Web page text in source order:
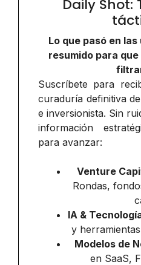
Daily Shot:
Lo que pasó en
resumido para
Suscríbete para
curaduría definitiva
e inversionista. Sin
información
para avanzar:
Venture
Rondas,
IA &
y
Modelos de
en SaaS,